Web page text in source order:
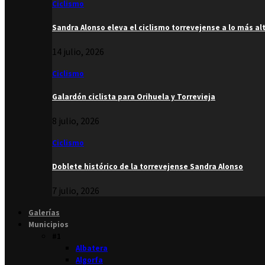
Ciclismo
Sandra Alonso eleva el ciclismo torrevejense a lo más
14 julio, 2026
Ciclismo
Galardón ciclista para Orihuela y Torrevieja
8 julio, 2026
Ciclismo
Doblete histórico de la torrevejense Sandra Alonso
7 julio, 2026
Galerías
Municipios
Albatera
Algorfa